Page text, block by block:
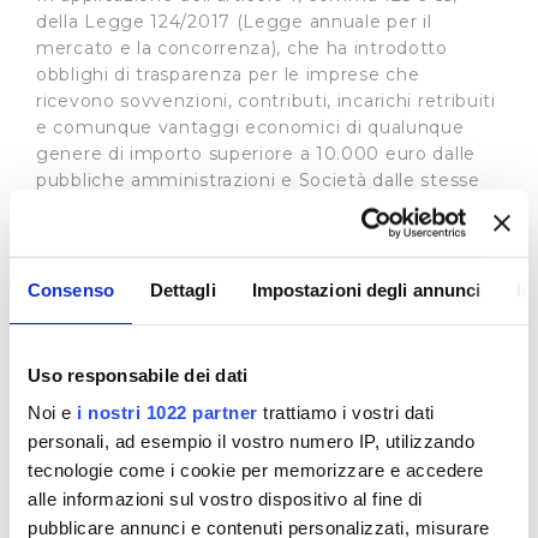
Consenso Dettagli Impostazioni degli annunci
Uso responsabile dei dati
Noi e i nostri 1022 partner trattiamo i vostri dati
personali, ad esempio il vostro numero IP, utilizzando
tecnologie come i cookie per memorizzare e accedere
alle informazioni sul vostro dispositivo al fine di
pubblicare annunci e contenuti personalizzati, misurare
della Legge 124/2017 (Legge annuale per il
mercato e la concorrenza), che ha introdotto
obblighi di trasparenza per le imprese che
ricevono sovvenzioni, contributi, incarichi retribuiti
e comunque vantaggi economici di qualunque
genere di importo superiore a 10.000 euro dalle
pubbliche amministrazioni e Società dalle stesse
controllate e partecipate, si riportano in allegato i
contributi su investimenti Deliberati dalle Autorità
eroganti.
Tra questi:
Regione Toscana
DIREZIONE AMBIENTE ED ENERGIA
Oggetto dell'atto: Impegno Publiacqua - Invaso di
Bilancino
attività finanziata: Trasferimento della proprietà
dell’invaso di Bilancino - risorse a favore del
gestore del servizio idrico